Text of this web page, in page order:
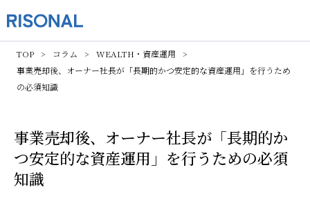
TOP コラム
WEALTH・資産運用
事業売却後、オーナー社長が「長期的かつ安定的な資産運用」を行うため
の必須知識
事業売却後、オーナー社長が「長期的か
つ安定的な資産運用」を行うための必須
知識